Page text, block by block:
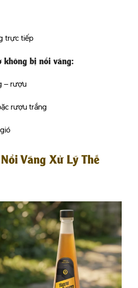
trực tiếp
không bị nổi váng:
– rượu
rượu trắng
Váng Xử Lý Thế